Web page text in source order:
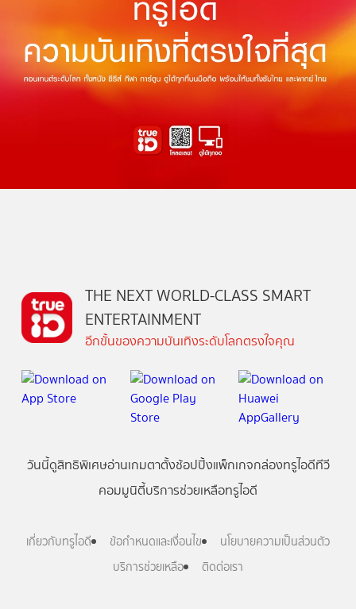
THE NEXT WORLD-CLASS SMART
ENTERTAINMENT
อีกขั้นของความบันเทิงระดับโลกตรงใจคุณ
วันนี้ดูสิทธิพิเศษอ่านเกมตาตั้งช้อปปิ้งแพ็กเกจกล่องทรูไอดีทีวี
คอมมูนิตี้บริการช่วยเหลือทรูไอดี
เกี่ยวกับทรูไอดี ข้อกำหนดและเงื่อนไข
นโยบายความเป็นส่วนตัว
บริการช่วยเหลือ
ติดต่อเรา